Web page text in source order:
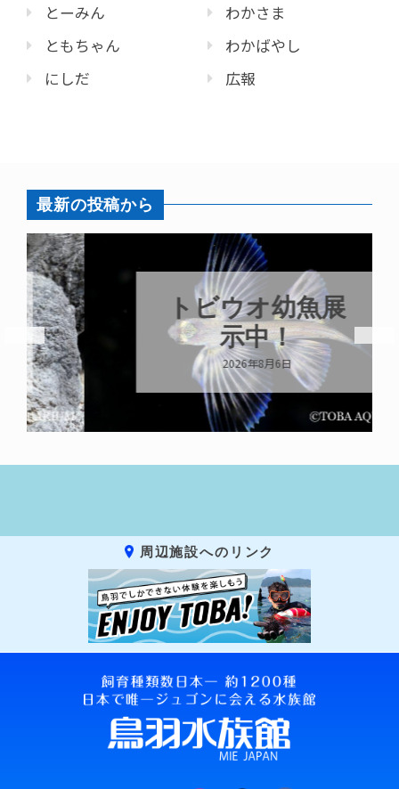
とーみん
ともちゃん
にしだ
わかさま
わかばやし
広報
最新の投稿から
トビウオ幼魚展
示中！
2026年8月6日
周辺施設へのリンク